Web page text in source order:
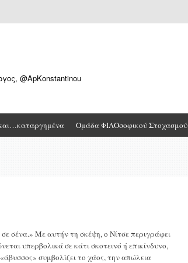
@ApKonstantinou
Ομάδα ΦΙΛΟσοφικού Στοχασμού
σένα.» Με αυτήν τη σκέψη, ο Νίτσε περιγράφει
υπερβολικά σε κάτι σκοτεινό ή επικίνδυνο,
συμβολίζει το χάος, την απώλεια